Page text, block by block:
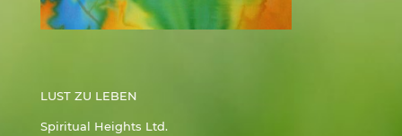
LUST ZU LEBEN
Spiritual Heights Ltd.